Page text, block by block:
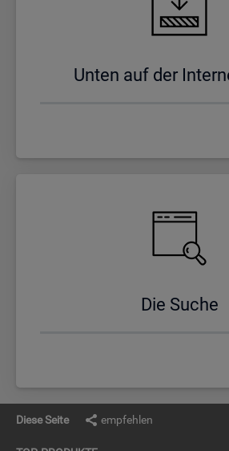
Unten auf der
Die Suche
Diese Seite empfehlen